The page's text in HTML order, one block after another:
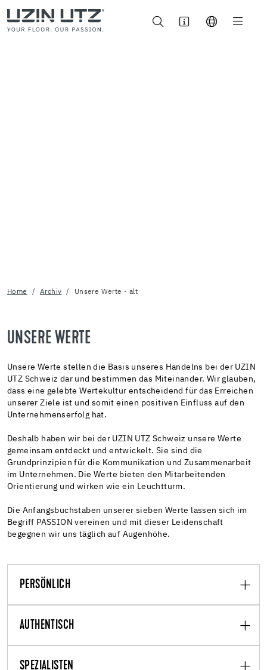
Home Archiv Unsere Werte - alt
UNSERE WERTE
Unsere Werte stellen die Basis unseres Handelns bei der UZIN
UTZ Schweiz dar und bestimmen das Miteinander. Wir glauben,
dass eine gelebte Wertekultur entscheidend für das Erreichen
unserer Ziele ist und somit einen positiven Einfluss auf den
Unternehmenserfolg hat.
Deshalb haben wir bei der UZIN UTZ Schweiz unsere Werte
gemeinsam entdeckt und entwickelt. Sie sind die
Grundprinzipien für die Kommunikation und Zusammenarbeit
im Unternehmen. Die Werte bieten den Mitarbeitenden
Orientierung und wirken wie ein Leuchtturm.
Die Anfangsbuchstaben unserer sieben Werte lassen sich im
Begriff PASSION vereinen und mit dieser Leidenschaft
begegnen wir uns täglich auf Augenhöhe.
PERSÖNLICH
AUTHENTISCH
SPEZIALISTEN